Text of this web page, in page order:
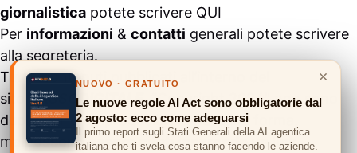
giornalistica potete scrivere QUI
Per informazioni & contatti generali potete scrivere
alla segreteria.
Tutti i contenuti pubblicati all’interno del
sito #ASSODIGITALE.“Copyright 2024” non sono
duplicabili e/o riproducibili in nessuna forma,
ma possono essere citati inserendo un link
×
NUOVO · GRATUITO
Le nuove regole AI Act sono obbligatorie dal
2 agosto: ecco come adeguarsi
Il primo report sugli Stati Generali della AI agentica
italiana che ti svela cosa stanno facendo le aziende.